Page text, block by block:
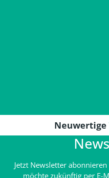
Neuwertige
Jetzt Newsletter
möchte zukünftig per E-